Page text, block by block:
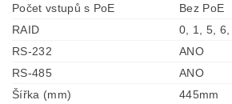
Počet vstupů s PoE
Bez PoE
RAID
0, 1, 5, 6,
RS-232
ANO
RS-485
ANO
Šířka (mm)
445mm